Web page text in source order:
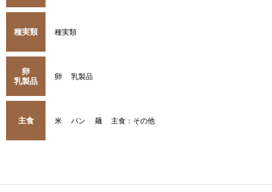
種実類 種実類
卵
乳製品
卵 乳製品
主食 米 パン 麺 主食：その他